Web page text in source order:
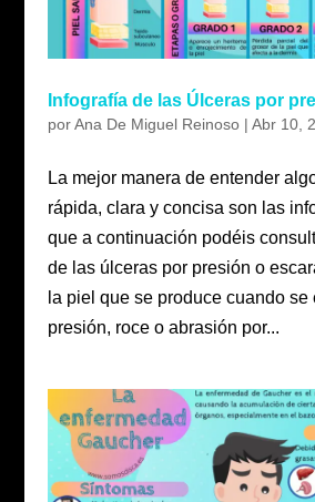
Infografía de las Úlceras por
porAna De Miguel Reinoso| Abr 10,
La mejor manera de entender
rápida, clara y concisa son las
que a continuación podéis
de las úlceras por presión o
la piel que se produce cuando se
presión, roce o abrasión por...